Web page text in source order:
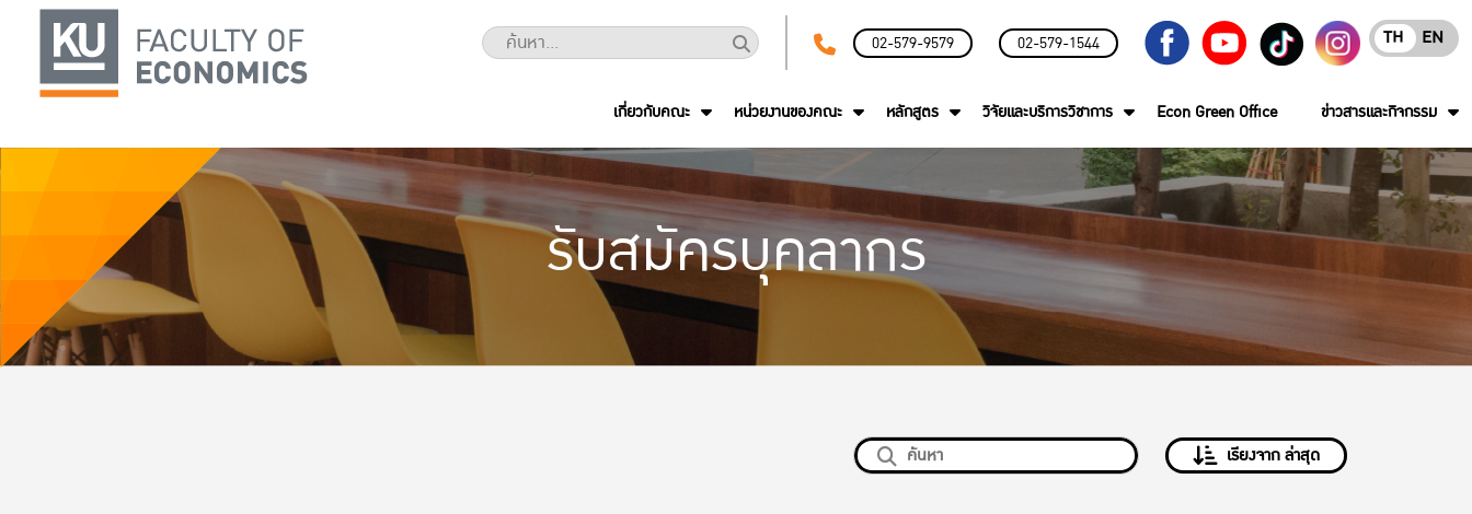
02-579-9579 02-579-1544 EN
TH
เกี่ยวกับคณะ หน่วยงานของคณะ หลักสูตร วิจัยและบริการวิชาการ Econ Green Office ข่าวสารและกิจกรรม
รับสมัครบุคลากร
เรียงจาก ล่าสุด